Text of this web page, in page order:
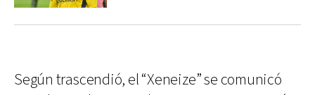
Según trascendió, el “Xeneize” se comunicó